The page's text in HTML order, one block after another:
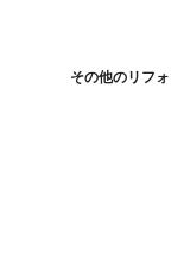
その他のリフ